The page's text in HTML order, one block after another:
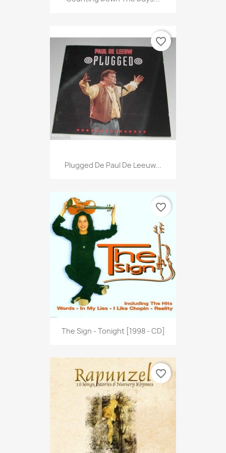
Plugged De Paul De Leeuw...
favorite_border
The Sign - Tonight [1998 - CD]
favorite_border
favorite_border